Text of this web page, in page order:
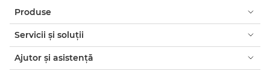
Produse
Servicii şi soluţii
Ajutor şi asistenţă